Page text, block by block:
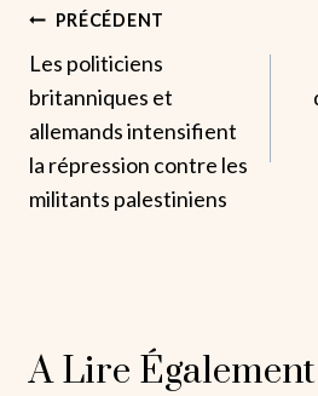
Navigation
De
L’article
PRÉCÉDENT
Les politiciens
britanniques et
allemands intensifient
la répression contre les
militants palestiniens
A Lire Également